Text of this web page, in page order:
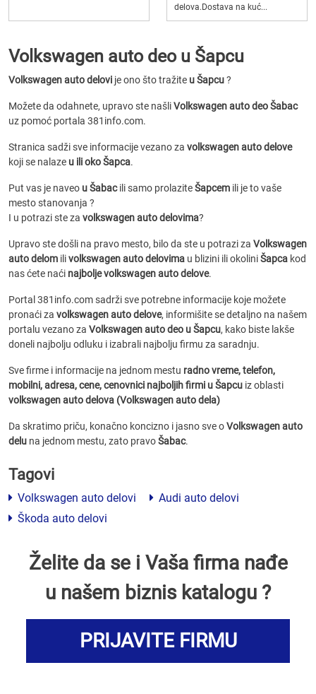
delova.Dostava na kuć...
Volkswagen auto deo u Šapcu
Volkswagen auto delovi je ono što tražite u Šapcu?
Možete da odahnete, upravo ste našliVolkswagen auto deo Šabac
uz pomoć portala 381info.com.
Stranica sadži sve informacije vezano za volkswagen auto delove
koji se nalaze u ili oko Šapca.
Put vas je naveo u Šabacili samo prolaziteŠapcem ili je to vaše
mesto stanovanja ?
I u potrazi ste za volkswagen auto delovima?
Upravo ste došli na pravo mesto, bilo da ste u potrazi za Volkswagen
auto delom ilivolkswagen auto delovima u blizini ili okoliniŠapca kod
nas ćete naći najbolje volkswagen auto delove.
Portal 381info.com sadrži sve potrebne informacije koje možete
pronaći za volkswagen auto delove, informišite se detaljno na našem
portalu vezano za Volkswagen auto deo u Šapcu, kako biste lakše
doneli najbolju odluku i izabrali najbolju firmu za saradnju.
Sve firme i informacije na jednom mestu radno vreme, telefon,
mobilni, adresa, cene, cenovnici najboljih firmi u Šapcu iz oblasti
volkswagen auto delova (Volkswagen auto dela)
Da skratimo priču, konačno koncizno i jasno sve oVolkswagen auto
delu na jednom mestu, zato pravoŠabac.
Tagovi
Volkswagen auto delovi
Audi auto delovi
Škoda auto delovi
Želite da se i Vaša firma nađe
u našem biznis katalogu ?
PRIJAVITE FIRMU